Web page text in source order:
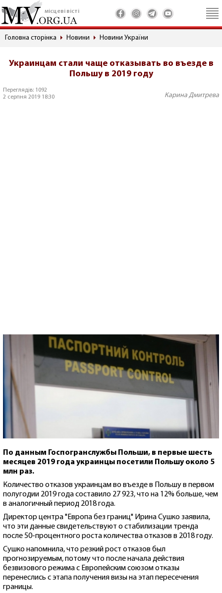
місцеві вісті
Головна сторінка Новини Новини України
Украинцам стали чаще отказывать во въезде в
Польшу в 2019 году
Переглядів: 1092
2 серпня 2019 18:30
Карина Дмитрева
По данным Госпогранслужбы Польши, в первые шесть
месяцев 2019 года украинцы посетили Польшу около 5
млн раз.
Количество отказов украинцам во въезде в Польшу в первом
полугодии 2019 года составило 27 923, что на 12% больше, чем
в аналогичный период 2018 года.
Директор центра "Европа без границ" Ирина Сушко заявила,
что эти данные свидетельствуют о стабилизации тренда
после 50-процентного роста количества отказов в 2018 году.
Сушко напомнила, что резкий рост отказов был
прогнозируемым, потому что после начала действия
безвизового режима с Европейским союзом отказы
перенеслись с этапа получения визы на этап пересечения
границы.